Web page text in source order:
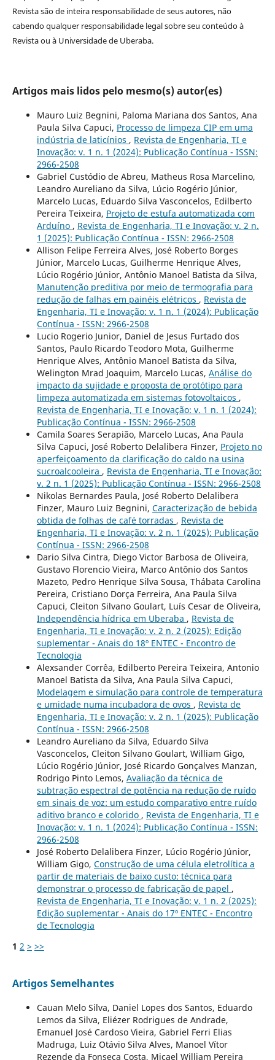
Revista são de inteira responsabilidade de seus autores, não
cabendo qualquer responsabilidade legal sobre seu conteúdo à
Revista ou à Universidade de Uberaba.
Artigos mais lidos pelo mesmo(s) autor(es)
Mauro Luiz Begnini, Paloma Mariana dos Santos, Ana
Paula Silva Capuci, Processo de limpeza CIP em uma
indústria de laticínios , Revista de Engenharia, TI e
Inovação: v. 1 n. 1 (2024): Publicação Contínua - ISSN:
2966-2508
Gabriel Custódio de Abreu, Matheus Rosa Marcelino,
Leandro Aureliano da Silva, Lúcio Rogério Júnior,
Marcelo Lucas, Eduardo Silva Vasconcelos, Edilberto
Pereira Teixeira, Projeto de estufa automatizada com
Arduíno , Revista de Engenharia, TI e Inovação: v. 2 n.
1 (2025): Publicação Contínua - ISSN: 2966-2508
Allison Felipe Ferreira Alves, José Roberto Borges
Júnior, Marcelo Lucas, Guilherme Henrique Alves,
Lúcio Rogério Júnior, Antônio Manoel Batista da Silva,
Manutenção preditiva por meio de termografia para
redução de falhas em painéis elétricos , Revista de
Engenharia, TI e Inovação: v. 1 n. 1 (2024): Publicação
Contínua - ISSN: 2966-2508
Lucio Rogerio Junior, Daniel de Jesus Furtado dos
Santos, Paulo Ricardo Teodoro Mota, Guilherme
Henrique Alves, Antônio Manoel Batista da Silva,
Welington Mrad Joaquim, Marcelo Lucas, Análise do
impacto da sujidade e proposta de protótipo para
limpeza automatizada em sistemas fotovoltaicos ,
Revista de Engenharia, TI e Inovação: v. 1 n. 1 (2024):
Publicação Contínua - ISSN: 2966-2508
Camila Soares Serapião, Marcelo Lucas, Ana Paula
Silva Capuci, José Roberto Delalibera Finzer, Projeto no
aperfeiçoamento da clarificação do caldo na usina
sucroalcooleira , Revista de Engenharia, TI e Inovação:
v. 2 n. 1 (2025): Publicação Contínua - ISSN: 2966-2508
Nikolas Bernardes Paula, José Roberto Delalibera
Finzer, Mauro Luiz Begnini, Caracterização de bebida
obtida de folhas de café torradas , Revista de
Engenharia, TI e Inovação: v. 2 n. 1 (2025): Publicação
Contínua - ISSN: 2966-2508
Dario Silva Cintra, Diego Victor Barbosa de Oliveira,
Gustavo Florencio Vieira, Marco Antônio dos Santos
Mazeto, Pedro Henrique Silva Sousa, Thábata Carolina
Pereira, Cristiano Dorça Ferreira, Ana Paula Silva
Capuci, Cleiton Silvano Goulart, Luís Cesar de Oliveira,
Independência hídrica em Uberaba , Revista de
Engenharia, TI e Inovação: v. 2 n. 2 (2025): Edição
suplementar - Anais do 18º ENTEC - Encontro de
Tecnologia
Alexsander Corrêa, Edilberto Pereira Teixeira, Antonio
Manoel Batista da Silva, Ana Paula Silva Capuci,
Modelagem e simulação para controle de temperatura
e umidade numa incubadora de ovos , Revista de
Engenharia, TI e Inovação: v. 2 n. 1 (2025): Publicação
Contínua - ISSN: 2966-2508
Leandro Aureliano da Silva, Eduardo Silva
Vasconcelos, Cleiton Silvano Goulart, William Gigo,
Lúcio Rogério Júnior, José Ricardo Gonçalves Manzan,
Rodrigo Pinto Lemos, Avaliação da técnica de
subtração espectral de potência na redução de ruído
em sinais de voz: um estudo comparativo entre ruído
aditivo branco e colorido , Revista de Engenharia, TI e
Inovação: v. 1 n. 1 (2024): Publicação Contínua - ISSN:
2966-2508
José Roberto Delalibera Finzer, Lúcio Rogério Júnior,
William Gigo, Construção de uma célula eletrolítica a
partir de materiais de baixo custo: técnica para
demonstrar o processo de fabricação de papel ,
Revista de Engenharia, TI e Inovação: v. 1 n. 2 (2025):
Edição suplementar - Anais do 17º ENTEC - Encontro
de Tecnologia
1 2 > >>
Artigos Semelhantes
Cauan Melo Silva, Daniel Lopes dos Santos, Eduardo
Lemos da Silva, Eliézer Rodrigues de Andrade,
Emanuel José Cardoso Vieira, Gabriel Ferri Elias
Madruga, Luiz Otávio Silva Alves, Manoel Vítor
Rezende da Fonseca Costa, Micael William Pereira